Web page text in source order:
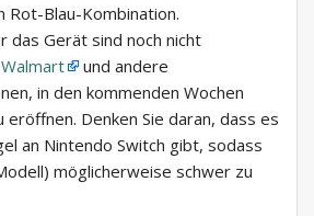
Rot-Blau-Kombination.
das Gerät sind noch nicht
Walmart
und andere
in den kommenden Wochen
Denken Sie daran, dass es
an Nintendo Switch gibt, sodass
möglicherweise schwer zu